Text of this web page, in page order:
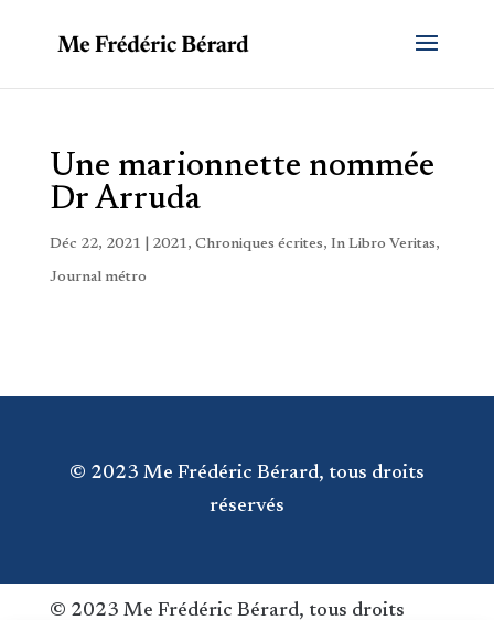
Une marionnette nommée
Dr Arruda
Déc 22, 2021 2021, Chroniques écrites, In Libro Veritas,
Journal métro
© 2023 Me Frédéric Bérard, tous droits
réservés
© 2023 Me Frédéric Bérard, tous droits